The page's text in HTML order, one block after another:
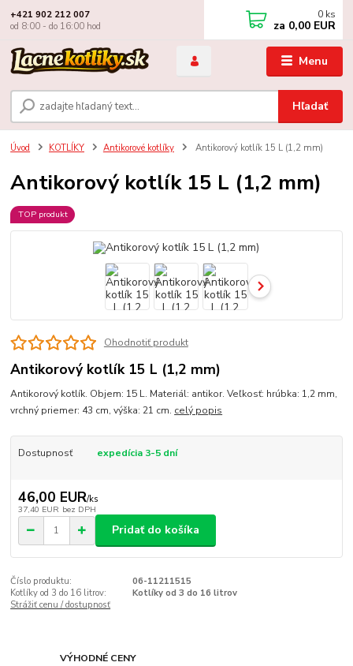
Menu
Hľadať
+421 902 212 007
od 8:00 - do 16:00 hod
0 ks
za 0,00 EUR
Úvod KOTLÍKY Antikorové kotlíky Antikorový kotlík 15 L (1,2 mm)
Antikorový kotlík 15 L (1,2 mm)
TOP produkt
Ohodnotiť produkt
Antikorový kotlík 15 L (1,2 mm)
Antikorový kotlík. Objem: 15 L. Materiál: antikor. Veľkosť: hrúbka: 1,2 mm,
vrchný priemer: 43 cm, výška: 21 cm. celý popis
Dostupnosť expedícia 3-5 dní
46,00 EUR/ks
37,40 EUR bez DPH
Pridať do košíka
Číslo produktu:
06-11211515
Kotlíky od 3 do 16 litrov:
Kotlíky od 3 do 16 litrov
Strážiť cenu / dostupnosť
VÝHODNÉ CENY